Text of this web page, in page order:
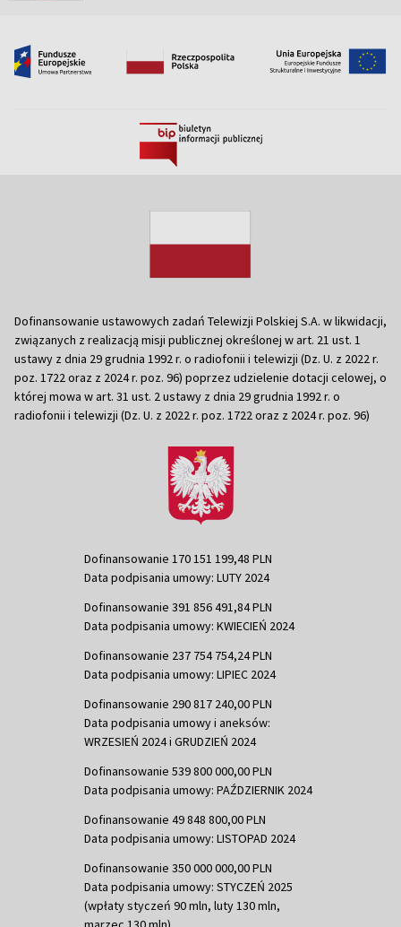
Dofinansowanie ustawowych zadań Telewizji Polskiej S.A. w likwidacji,
związanych z realizacją misji publicznej określonej w art. 21 ust. 1
ustawy z dnia 29 grudnia 1992 r. o radiofonii i telewizji (Dz. U. z 2022 r.
poz. 1722 oraz z 2024 r. poz. 96) poprzez udzielenie dotacji celowej, o
której mowa w art. 31 ust. 2 ustawy z dnia 29 grudnia 1992 r. o
radiofonii i telewizji (Dz. U. z 2022 r. poz. 1722 oraz z 2024 r. poz. 96)
Dofinansowanie 170 151 199,48 PLN
Data podpisania umowy: LUTY 2024
Dofinansowanie 391 856 491,84 PLN
Data podpisania umowy: KWIECIEŃ 2024
Dofinansowanie 237 754 754,24 PLN
Data podpisania umowy: LIPIEC 2024
Dofinansowanie 290 817 240,00 PLN
Data podpisania umowy i aneksów:
WRZESIEŃ 2024 i GRUDZIEŃ 2024
Dofinansowanie 539 800 000,00 PLN
Data podpisania umowy: PAŹDZIERNIK 2024
Dofinansowanie 49 848 800,00 PLN
Data podpisania umowy: LISTOPAD 2024
Dofinansowanie 350 000 000,00 PLN
Data podpisania umowy: STYCZEŃ 2025
(wpłaty styczeń 90 mln, luty 130 mln,